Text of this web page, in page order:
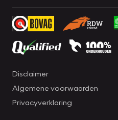
Disclaimer
Algemene voorwaarden
Privacyverklaring